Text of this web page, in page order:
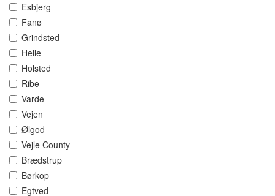
Esbjerg
Fanø
Grindsted
Helle
Holsted
Ribe
Varde
Vejen
Ølgod
Vejle County
Brædstrup
Børkop
Egtved